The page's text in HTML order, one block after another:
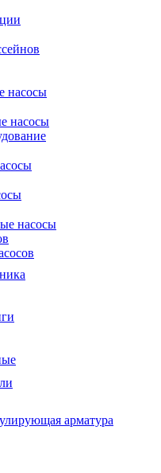
насосы
насосы
насосы
арматура